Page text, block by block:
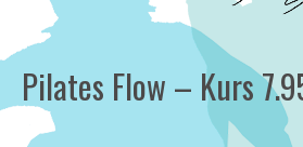
Pilates Flow – Kurs